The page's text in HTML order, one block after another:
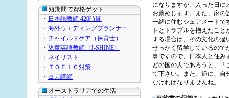
短期間で資格ゲット
・ 日本語教師 420時間
・ 海外ウエディングプランナー
・ チャイルドケア（保育士）
・ 児童英語教師（J-SHINE）
・ ネイリスト
・ ＴＯＥＩＣ対策
・ ヨガ講師
オーストラリアでの生活
になりますが、入った日に
お薦めします。また、家の
一緒に住むシェアメート
トとトラブルを抱えたこ
する場合は、その文化の違
せっかく留学しているので
事ですので、日本人と住み
どの国の人であろうと、
て下さい。また、逆に、自
なければなりませんね。